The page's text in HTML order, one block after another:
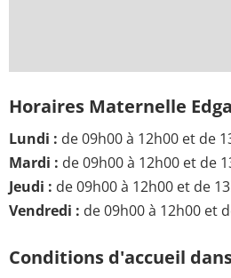
Horaires Maternelle
Lundi : de 09h00 à 12h00 et de
Mardi : de 09h00 à 12h00 et de
Jeudi : de 09h00 à 12h00 et de
Vendredi : de 09h00 à 12h00 et
Conditions d'accueil